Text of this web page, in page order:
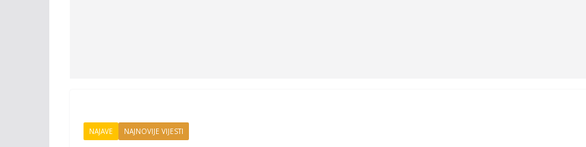
NAJAVE NAJNOVIJE VIJESTI